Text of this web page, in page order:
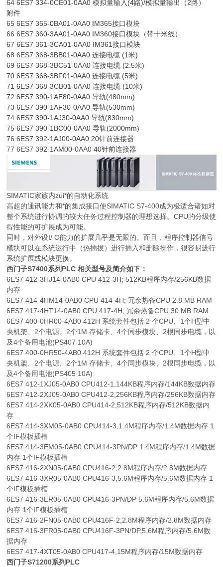
64 6ES7 334-0CE01-0AA0 模拟量输入(4路)/模拟量输出（2路）
附件
65 6ES7 365-0BA01-0AA0 IM365接口模块
66 6ES7 360-3AA01-0AA0 IM360接口模块（带十米线）
67 6ES7 361-3CA01-0AA0 IM361接口模块
68 6ES7 368-3BB01-0AA0 连接电缆 (1米)
69 6ES7 368-3BC51-0AA0 连接电缆 (2.5米)
70 6ES7 368-3BF01-0AA0 连接电缆 (5米)
71 6ES7 368-3CB01-0AA0 连接电缆 (10米)
72 6ES7 390-1AE80-0AA0 导轨(480mm)
73 6ES7 390-1AF30-0AA0 导轨(530mm)
74 6ES7 390-1AJ30-0AA0 导轨(830mm)
75 6ES7 390-1BC00-0AA0 导轨(2000mm)
76 6ES7 392-1AJ00-0AA0 20针前连接器
77 6ES7 392-1AM00-0AA0 40针前连接器
SIMATIC家族内zui*的自动化系统
高超的通讯能力和*的集成接口使SIMATIC S7-400成为极适合诸如对
整个系统进行协调的较大任务过程控制器的理想选择。CPU的分级使
得性能的可扩展成为可能。
同时，对外设I/ O能力的扩展几乎是无限的。而且，程序控制器信号
模块可以在系统运行中（热插拔）进行插入和删除操作，很容易进行
系统扩展或模块更换。
西门子S7400系列PLC 相关型号及简介如下：
6ES7 412-3HJ14-0AB0 CPU 412-3H; 512KB程序内存/256KB数据
内存
6ES7 414-4HM14-0AB0 CPU 414-4H; 冗余热备CPU 2.8 MB RAM
6ES7 417-4HT14-0AB0 CPU 417-4H; 冗余热备CPU 30 MB RAM
6ES7 400-0HR00-4AB0 412H 系统套件包括 2 个CPU、1个H型中
央机架、2个电源、2个1M 存储卡、4个同步模块、2根同步电缆，以
及4个备用电池(PS407 10A)
6ES7 400-0HR50-4AB0 412H 系统套件包括 2 个CPU、1个H型中
央机架、2个电源、2个1M 存储卡、4个同步模块、2根同步电缆，以
及4个备用电池(PS405 10A)
6ES7 412-1XJ05-0AB0 CPU412-1,144KB程序内存/144KB数据内存
6ES7 412-2XJ05-0AB0 CPU412-2,256KB程序内存/256KB数据内存
6ES7 414-2XK05-0AB0 CPU414-2,512KB程序内存/512KB数据内
存
6ES7 414-3XM05-0AB0 CPU414-3,1.4M程序内存/1.4M数据内存 1
个IF模板插槽
6ES7 414-3EM05-0AB0 CPU414-3PN/DP 1.4M程序内存/1.4M数据
内存 1个IF模板插槽
6ES7 416-2XN05-0AB0 CPU416-2,2.8M程序内存/2.8M数据内存
6ES7 416-3XR05-0AB0 CPU416-3,5.6M程序内存/5.6M数据内存 1
个IF模板插槽
6ES7 416-3ER05-0AB0 CPU416-3PN/DP 5.6M程序内存/5.6M数据
内存 1个IF模板插槽
6ES7 416-2FN05-0AB0 CPU416F-2,2.8M程序内存/2.8M数据内存
6ES7 416-3FR05-0AB0 CPU416F-3PN/DP,5.6M程序内存/5.6M数
据内存
6ES7 417-4XT05-0AB0 CPU417-4,15M程序内存/15M数据内存
西门子S71200系列PLC